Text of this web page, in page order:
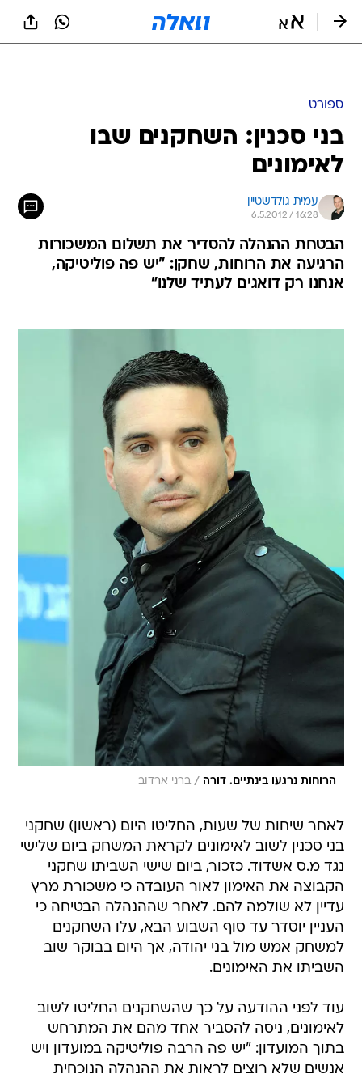
ספורט
בני סכנין: השחקנים שבו
לאימונים
עמית גולדשטיין
6.5.2012 / 16:28
הבטחת ההנהלה להסדיר את תשלום המשכורות
הרגיעה את הרוחות, שחקן: "יש פה פוליטיקה,
אנחנו רק דואגים לעתיד שלנו"
הרוחות נרגעו בינתיים. דורה / ברני ארדוב
לאחר שיחות של שעות, החליטו היום (ראשון) שחקני
בני סכנין לשוב לאימונים לקראת המשחק ביום שלישי
נגד מ.ס אשדוד. כזכור, ביום שישי השביתו שחקני
הקבוצה את האימון לאור העובדה כי משכורת מרץ
עדיין לא שולמה להם. לאחר שההנהלה הבטיחה כי
העניין יוסדר עד סוף השבוע הבא, עלו השחקנים
למשחק אמש מול בני יהודה, אך היום בבוקר שוב
השביתו את האימונים.
עוד לפני ההודעה על כך שהשחקנים החליטו לשוב
לאימונים, ניסה להסביר אחד מהם את המתרחש
בתוך המועדון: "יש פה הרבה פוליטיקה במועדון ויש
אנשים שלא רוצים לראות את ההנהלה הנוכחית